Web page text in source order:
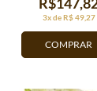
COMPRAR
3x de R$ 49,27